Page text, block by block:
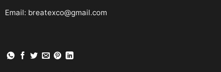
Email: breatexco@gmail.com